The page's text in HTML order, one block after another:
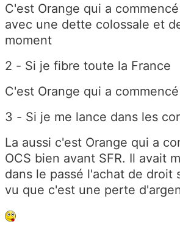
C'est Orange qui a
avec une dette colossale et
moment
2 - Si je fibre toute la France
C'est Orange qui a
3 - Si je me lance dans les
La aussi c'est Orange qui a
OCS bien avant SFR. Il avait
dans le passé l'achat de droit
vu que c'est une perte